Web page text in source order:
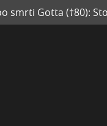
smrti Gotta (†80):